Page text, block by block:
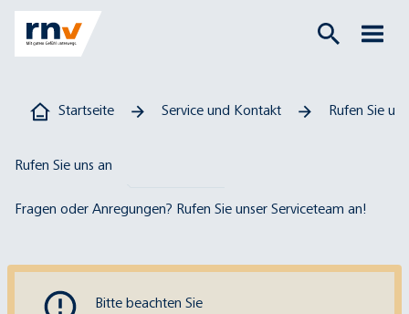
Startseite Service und Kontakt Rufen Sie
Rufen Sie uns an
Fragen oder Anregungen? Rufen Sie unser Serviceteam an!
Bitte beachten Sie